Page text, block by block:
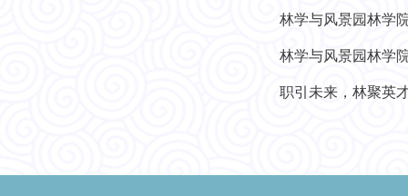
林学与风景园林学
林学与风景园林学
职引未来，林聚英